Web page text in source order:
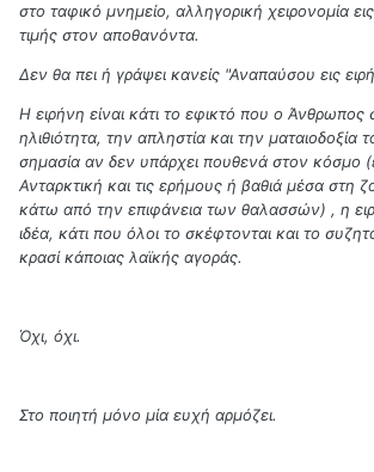
στο ταφικό μνημείο, αλληγορική χειρονομία
τιμής στον αποθανόντα.
Δεν θα πει ή γράψει κανείς "Αναπαύσου εις
Η ειρήνη είναι κάτι το εφικτό που ο Άνθρωπος
ηλιθιότητα, την απληστία και την ματαιοδοξία
σημασία αν δεν υπάρχει πουθενά στον κόσμο
Ανταρκτική και τις ερήμους ή βαθιά μέσα στη
κάτω από την επιφάνεια των θαλασσών) , η
ιδέα, κάτι που όλοι το σκέφτονται και το
κρασί κάποιας λαϊκής αγοράς.
Όχι, όχι.
Στο ποιητή μόνο μία ευχή αρμόζει.